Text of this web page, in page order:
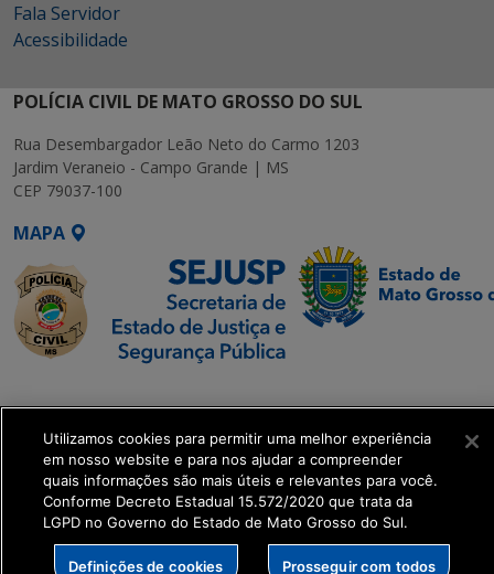
Fala Servidor
Acessibilidade
POLÍCIA CIVIL DE MATO GROSSO DO SUL
Rua Desembargador Leão Neto do Carmo 1203
Jardim Veraneio - Campo Grande | MS
CEP 79037-100
MAPA
Transformação Digital
get_footer();
Utilizamos cookies para permitir uma melhor experiência
em nosso website e para nos ajudar a compreender
quais informações são mais úteis e relevantes para você.
Conforme Decreto Estadual 15.572/2020 que trata da
LGPD no Governo do Estado de Mato Grosso do Sul.
Definições de cookies Prosseguir com todos